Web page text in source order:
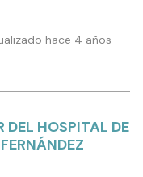
hace 4 años
DEL HOSPITAL DE